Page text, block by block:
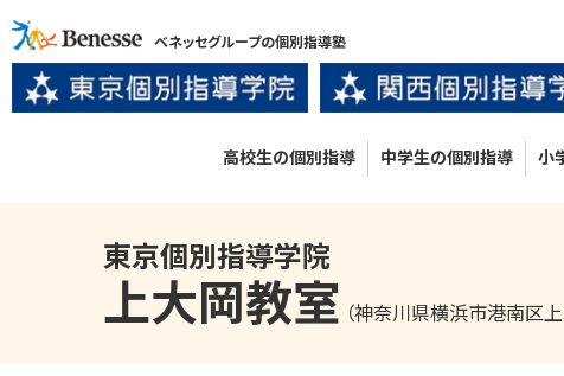
ベネッセグループの個別指導塾
高校生の個別指導 中学生の個別指導 小
東京個別指導学院
上大岡教室 （神奈川県横浜市港南区